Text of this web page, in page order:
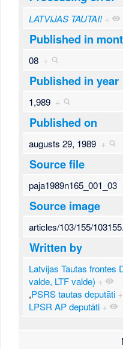
LATVIJAS TAUTAI! +
Published in
08 +
Published in year
1,989 +
Published on
augusts 29, 1989 +
Source file
paja1989n165_001_03
Source image
articles/103/155/
Written by
Latvijas Tautas frontes
valde, LTF valde) +
,PSRS tautas deputāti +
LPSR AP deputāti +